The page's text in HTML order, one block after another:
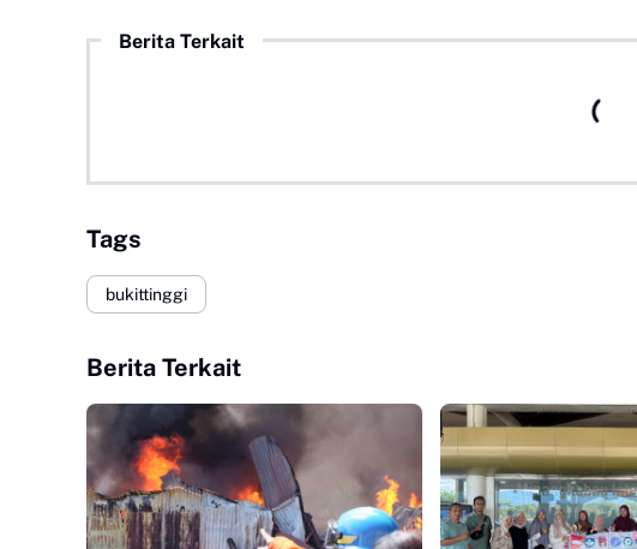
Berita Terkait
Tags
bukittinggi
Berita Terkait